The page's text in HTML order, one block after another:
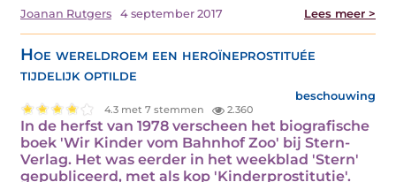
Joanan Rutgers 4 september 2017 Lees meer >
Hoe wereldroem een heroïneprostituée
tijdelijk optilde
beschouwing
4.3 met 7 stemmen 2.360
In de herfst van 1978 verscheen het biografische
boek 'Wir Kinder vom Bahnhof Zoo' bij Stern-
Verlag. Het was eerder in het weekblad 'Stern'
gepubliceerd, met als kop 'Kinderprostitutie'.